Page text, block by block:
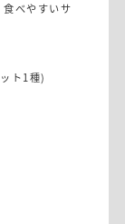
べやすいサ
ト1種)